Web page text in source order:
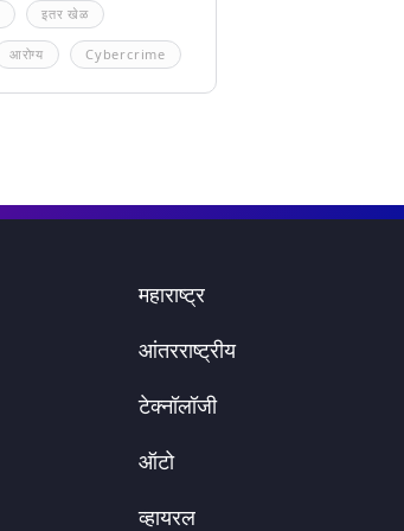
इतर खेळ
आरोग्य Cybercrime
महाराष्ट्र
आंतरराष्ट्रीय
टेक्नॉलॉजी
ऑटो
व्हायरल